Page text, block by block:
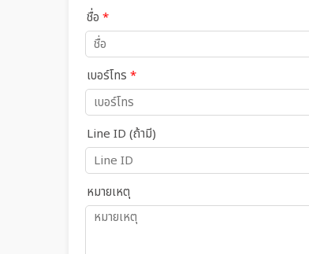
ชื่อ *
เบอร์โทร *
Line ID (ถ้ามี)
หมายเหตุ